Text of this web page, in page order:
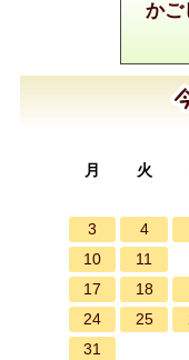
かご
月
火
3
4
10
11
17
18
24
25
31